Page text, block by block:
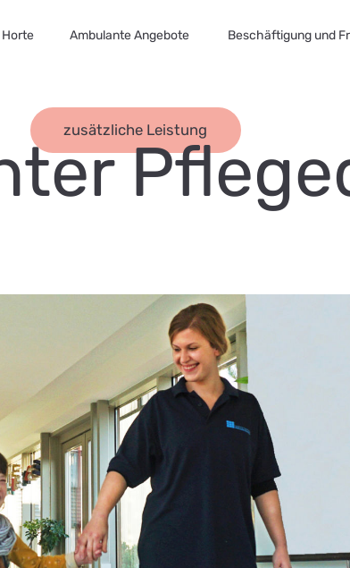
Horte Ambulante Angebote Beschäftigung und
zusätzliche Leistung